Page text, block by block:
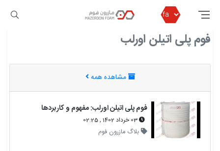
مازرون فوم فوم پلی اتیلن اورلب
فوم پلی اتیلن اورلب
مشاهده همه
فوم پلی اتیلن اورلب: مفهوم و کاربردها
03 خرداد 1402 , 02:25
بلاگ مازرون فوم